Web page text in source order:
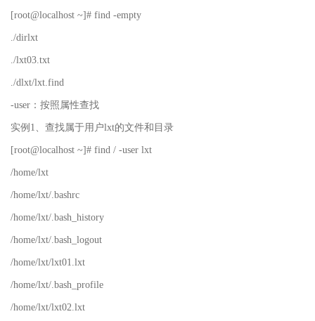
[root@localhost ~]# find -empty
./dirlxt
./lxt03.txt
./dlxt/lxt.find
-user：按照属性查找
实例1、查找属于用户lxt的文件和目录
[root@localhost ~]# find / -user lxt
/home/lxt
/home/lxt/.bashrc
/home/lxt/.bash_history
/home/lxt/.bash_logout
/home/lxt/lxt01.lxt
/home/lxt/.bash_profile
/home/lxt/lxt02.lxt